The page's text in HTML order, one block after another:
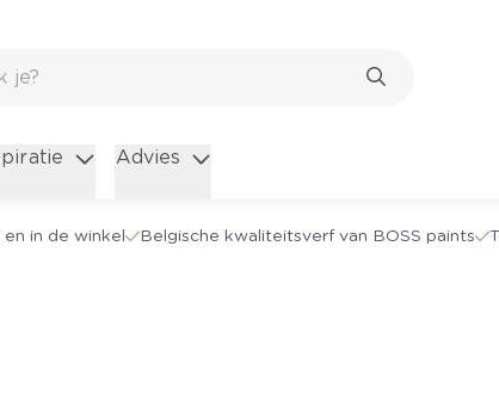
Advies
in de winkel Belgische kwaliteitsverf van BOSS paints